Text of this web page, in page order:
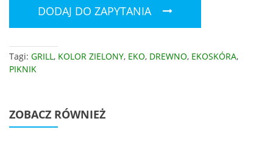
DODAJ DO ZAPYTANIA
Tagi: GRILL, KOLOR ZIELONY, EKO, DREWNO, EKOSKÓRA,
PIKNIK
ZOBACZ RÓWNIEŻ